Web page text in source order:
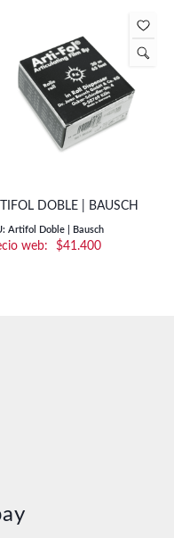
DOBLE | BAUSCH
Artifol Doble | Bausch
$41.400